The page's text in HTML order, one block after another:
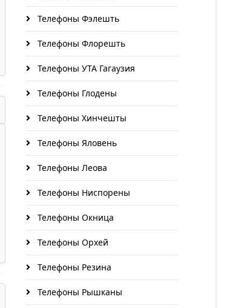
Телефоны Фэлешть
Телефоны Флорешть
Телефоны УТА Гагаузия
Телефоны Глодены
Телефоны Хинчешты
Телефоны Яловень
Телефоны Леова
Телефоны Ниспорены
Телефоны Окница
Телефоны Орхей
Телефоны Резина
Телефоны Рышканы